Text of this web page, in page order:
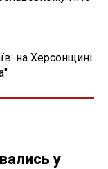
на Херсонщині
у